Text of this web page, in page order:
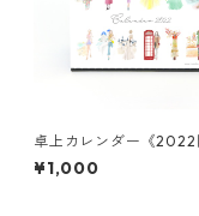
卓上カレンダー《2022
¥1,000